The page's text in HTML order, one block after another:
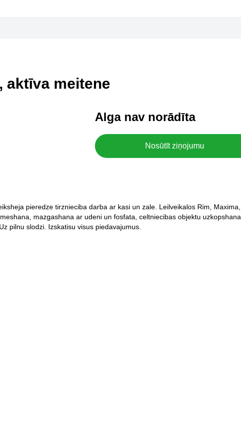
aktīva meitene
Alga nav norādīta
Nosūtīt ziņojumu
pieredze tirznieciba darba ar kasi un zale. Leilveikalos Rim, Maxima,
mazgashana ar udeni un fosfata, celtniecibas objektu uzkopshana,
pilnu slodzi. Izskatisu visus piedavajumus.